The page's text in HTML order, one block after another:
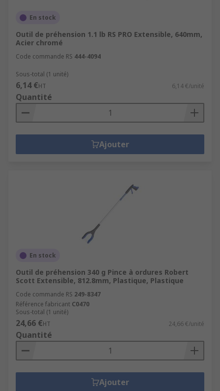
En stock
Outil de préhension 1.1 lb RS PRO Extensible, 640mm,
Acier chromé
Code commande RS 444-4094
Sous-total (1 unité)
6,14 €HT 6,14 €/unité
Quantité
Ajouter
En stock
Outil de préhension 340 g Pince à ordures Robert
Scott Extensible, 812.8mm, Plastique, Plastique
Code commande RS 249-8347
Référence fabricant C0470
Sous-total (1 unité)
24,66 €HT 24,66 €/unité
Quantité
Ajouter